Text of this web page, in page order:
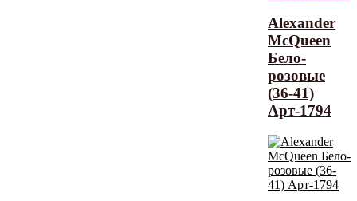
Alexander
McQueen
Бело-
розовые
(36-41)
Арт-1794